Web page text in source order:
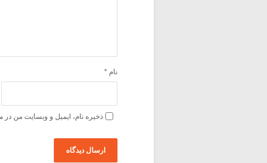
نام *
ذخیره نام، ایمیل و وبسایت من در